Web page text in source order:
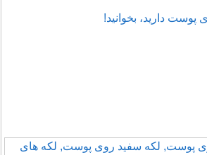
پوست دارید، بخوانید!